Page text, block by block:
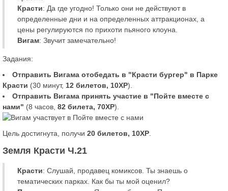
Красти: Да где угодно! Только они не действуют в
определенные дни и на определенных аттракционах, а
цены регулируются по прихоти пьяного клоуна.
Вигам: Звучит замечательно!
Задания:
Отправить Вигама отобедать в "Красти бургер" в Парке
Красти (30 минут, 12 билетов, 10XP).
Отправить Вигама принять участие в "Пойте вместе с
нами" (8 часов, 82 билета, 70XP).
Цель достигнута, получи 20 билетов, 10XP
Земля Красти Ч.21
Красти: Слушай, продавец комиксов. Ты знаешь о
тематических парках. Как бы ты мой оценил?